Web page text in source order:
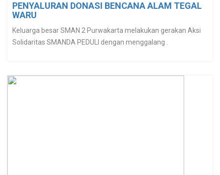
PENYALURAN DONASI BENCANA ALAM TEGAL
WARU
Keluarga besar SMAN 2 Purwakarta melakukan gerakan Aksi
Solidaritas SMANDA PEDULI dengan menggalang .